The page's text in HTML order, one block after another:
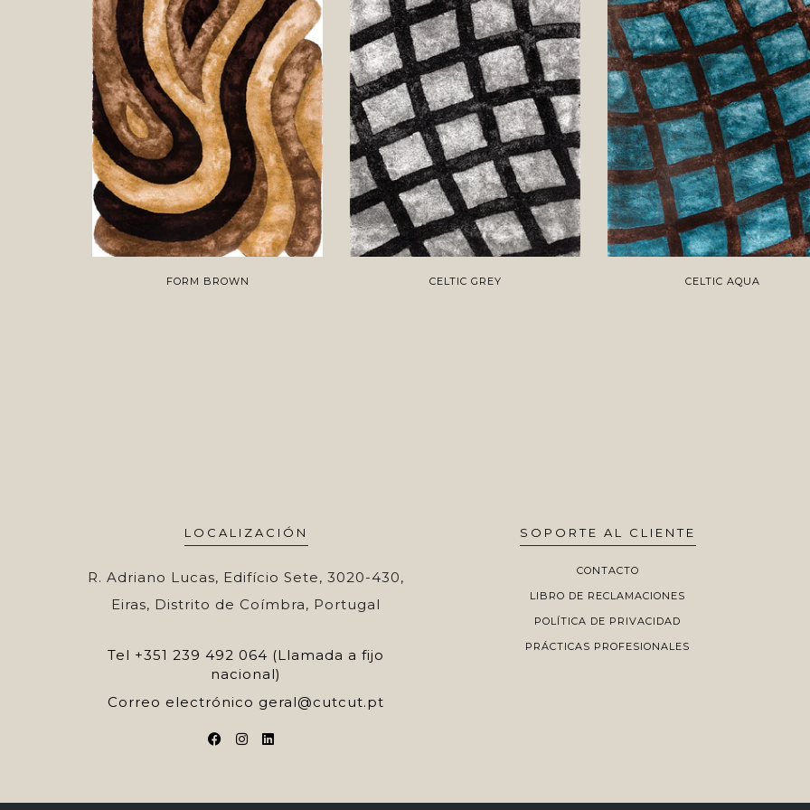
FORM BROWN CELTIC GREY CELTIC AQUA
LOCALIZACIÓN
R. Adriano Lucas, Edifício Sete, 3020-430,
Eiras, Distrito de Coímbra, Portugal
Tel +351 239 492 064 (Llamada a fijo
nacional)
Correo electrónico geral@cutcut.pt
SOPORTE AL CLIENTE
CONTACTO
LIBRO DE RECLAMACIONES
POLÍTICA DE PRIVACIDAD
PRÁCTICAS PROFESIONALES